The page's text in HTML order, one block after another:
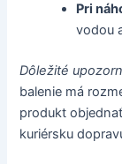
Pri
vodou
Dôležité
balenie má
produkt
kuriérsku